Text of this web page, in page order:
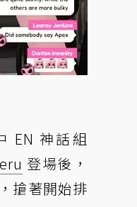
EN 神話組
登場後，
搶著開始排